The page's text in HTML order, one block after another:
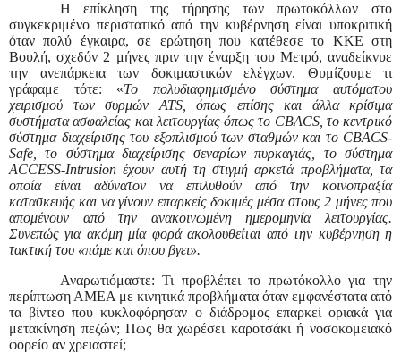
Η επίκληση της τήρησης των πρωτοκόλλων στο
συγκεκριμένο περιστατικό από την κυβέρνηση είναι υποκριτική
όταν πολύ έγκαιρα, σε ερώτηση που κατέθεσε το ΚΚΕ στη
Βουλή, σχεδόν 2 μήνες πριν την έναρξη του Μετρό, αναδείκνυε
την ανεπάρκεια των δοκιμαστικών ελέγχων. Θυμίζουμε τι
γράφαμε τότε: «Το πολυδιαφημισμένο σύστημα αυτόματου
χειρισμού των συρμών ATS, όπως επίσης και άλλα κρίσιμα
συστήματα ασφαλείας και λειτουργίας όπως το CBACS, το κεντρικό
σύστημα διαχείρισης του εξοπλισμού των σταθμών και το CBACS-
Safe, το σύστημα διαχείρισης σεναρίων πυρκαγιάς, το σύστημα
ACCESS-Intrusion έχουν αυτή τη στιγμή αρκετά προβλήματα, τα
οποία είναι αδύνατον να επιλυθούν από την κοινοπραξία
κατασκευής και να γίνουν επαρκείς δοκιμές μέσα στους 2 μήνες που
απομένουν από την ανακοινωμένη ημερομηνία λειτουργίας.
Συνεπώς για ακόμη μία φορά ακολουθείται από την κυβέρνηση η
τακτική του «πάμε και όπου βγει».
Αναρωτιόμαστε: Τι προβλέπει το πρωτόκολλο για την
περίπτωση ΑΜΕΑ με κινητικά προβλήματα όταν εμφανέστατα από
τα βίντεο που κυκλοφόρησαν ο διάδρομος επαρκεί οριακά για
μετακίνηση πεζών; Πως θα χωρέσει καροτσάκι ή νοσοκομειακό
φορείο αν χρειαστεί;